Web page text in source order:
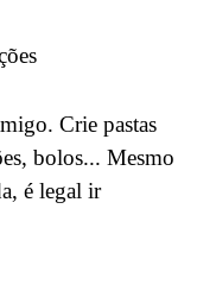
Crie pastas
bolos... Mesmo
é legal ir